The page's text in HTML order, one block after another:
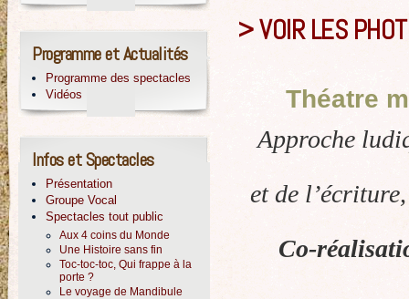
>VOIR LES
Théatre
Approche
et de
Co-
Programme et Actualités
Programme des spectacles
Vidéos
Infos et Spectacles
Présentation
Groupe Vocal
Spectacles tout public
Aux 4 coins du Monde
Une Histoire sans fin
Toc-toc-toc, Qui frappe à la
porte ?
Le voyage de Mandibule